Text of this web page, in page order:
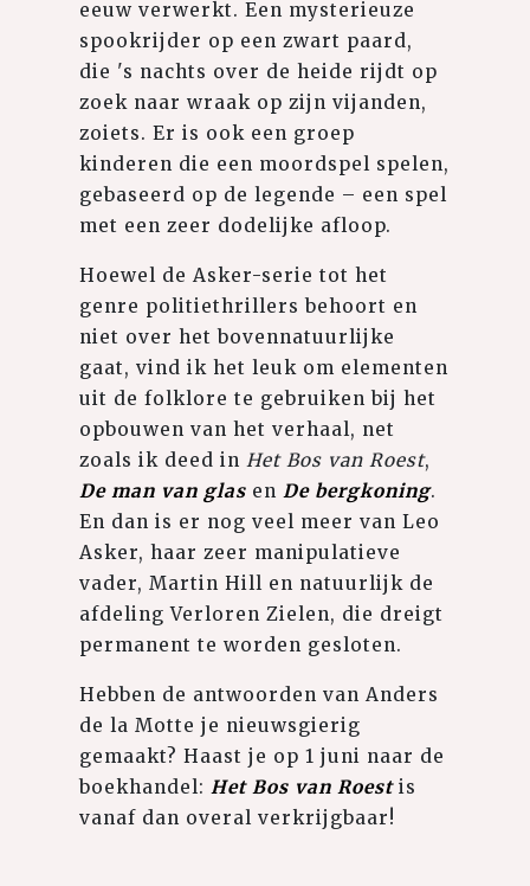
eeuw verwerkt. Een mysterieuze
spookrijder op een zwart paard,
die 's nachts over de heide rijdt op
zoek naar wraak op zijn vijanden,
zoiets. Er is ook een groep
kinderen die een moordspel spelen,
gebaseerd op de legende – een spel
met een zeer dodelijke afloop.
Hoewel de Asker-serie tot het
genre politiethrillers behoort en
niet over het bovennatuurlijke
gaat, vind ik het leuk om elementen
uit de folklore te gebruiken bij het
opbouwen van het verhaal, net
zoals ik deed in Het Bos van Roest,
De man van glas en De bergkoning.
En dan is er nog veel meer van Leo
Asker, haar zeer manipulatieve
vader, Martin Hill en natuurlijk de
afdeling Verloren Zielen, die dreigt
permanent te worden gesloten.
Hebben de antwoorden van Anders
de la Motte je nieuwsgierig
gemaakt? Haast je op 1 juni naar de
boekhandel: Het Bos van Roestis
vanaf dan overal verkrijgbaar!